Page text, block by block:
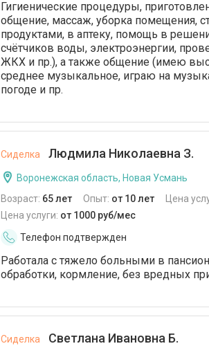
Гигиенические процедуры,
общение, массаж, уборка помещения,
продуктами, в аптеку, помощь в
счётчиков воды, электроэнергии,
ЖКХ и пр.), а также общение (имею
среднее музыкальное, играю на
погоде и пр.
Сиделка Людмила Николаевна З.
Воронежская область, Новая Усмань
Возраст: 65 лет Опыт: от 10 лет Цена
Цена услуги: от 1000 руб/мес
Телефон подтвержден
Работала с тяжело больными в
обработки, кормление, без вредных
Сиделка Светлана Ивановна Б.